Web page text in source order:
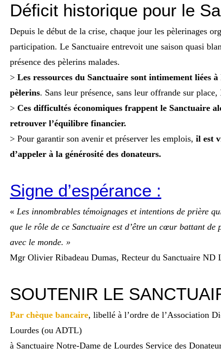
Déficit historique pour le
Depuis le début de la crise, chaque jour les pèlerinages
participation. Le Sanctuaire entrevoit une saison quasi
présence des pèlerins malades.
> Les ressources du Sanctuaire sont intimement liées
pèlerins. Sans leur présence, sans leur offrande sur
> Ces difficultés économiques frappent le Sanctuaire
retrouver l’équilibre financier.
> Pour garantir son avenir et préserver les emplois, il est
d’appeler à la générosité des donateurs.
Signe d’espérance :
« Les innombrables témoignages et intentions de prière
que le rôle de ce Sanctuaire est d’être un cœur battant de
avec le monde. »
Mgr Olivier Ribadeau Dumas, Recteur du Sanctuaire ND
SOUTENIR LE
Par chèque bancaire, libellé à l’ordre de l’Association
Lourdes (ou ADTL)
à Sanctuaire Notre-Dame de Lourdes Service des